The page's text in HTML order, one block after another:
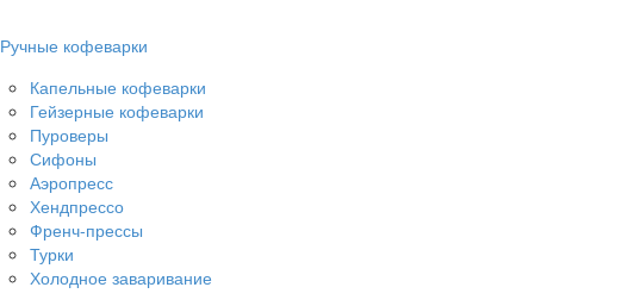
Ручные кофеварки
Капельные кофеварки
Гейзерные кофеварки
Пуроверы
Сифоны
Аэропресс
Хендпрессо
Френч-прессы
Турки
Холодное заваривание